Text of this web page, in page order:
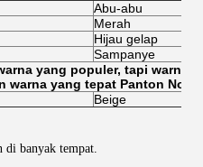
Abu-abu
Merah
Hijau gelap
Sampanye
yang populer, tapi warna
warna yang tepat Panton No.
Beige
di banyak tempat.